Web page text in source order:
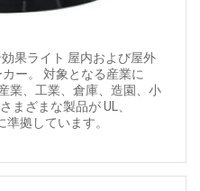
果ライト 屋内および屋外
カー。 対象となる産業に
業、工業、倉庫、造園、小
まざまな製品が UL、
準拠しています。